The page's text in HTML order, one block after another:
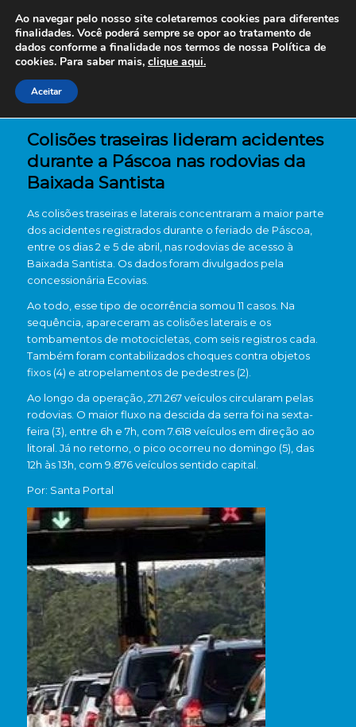
Colisões traseiras lideram acidentes
durante a Páscoa nas rodovias da
Baixada Santista
As colisões traseiras e laterais concentraram a maior parte
dos acidentes registrados durante o feriado de Páscoa,
entre os dias 2 e 5 de abril, nas rodovias de acesso à
Baixada Santista. Os dados foram divulgados pela
concessionária Ecovias.
Ao todo, esse tipo de ocorrência somou 11 casos. Na
sequência, apareceram as colisões laterais e os
tombamentos de motocicletas, com seis registros cada.
Também foram contabilizados choques contra objetos
fixos (4) e atropelamentos de pedestres (2).
Ao longo da operação, 271.267 veículos circularam pelas
rodovias. O maior fluxo na descida da serra foi na sexta-
feira (3), entre 6h e 7h, com 7.618 veículos em direção ao
litoral. Já no retorno, o pico ocorreu no domingo (5), das
12h às 13h, com 9.876 veículos sentido capital.
Por: Santa Portal
Ao navegar pelo nosso site coletaremos cookies para diferentes
finalidades. Você poderá sempre se opor ao tratamento de
dados conforme a finalidade nos termos de nossa Política de
cookies. Para saber mais, clique aqui.
Aceitar